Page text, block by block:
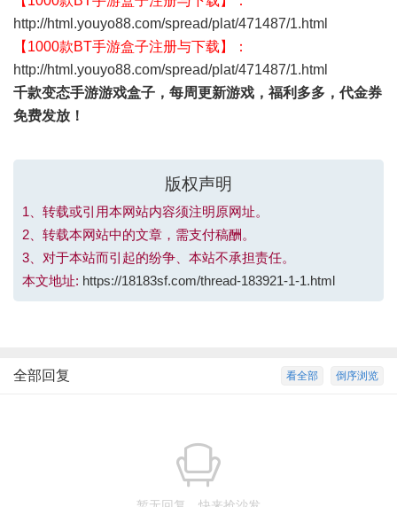
http://html.youyo88.com/spread/plat/471487/1.html
【1000款BT手游盒子注册与下载】：
http://html.youyo88.com/spread/plat/471487/1.html
千款变态手游游戏盒子，每周更新游戏，福利多多，代金券
免费发放！
版权声明
1、转载或引用本网站内容须注明原网址。
2、转载本网站中的文章，需支付稿酬。
3、对于本站而引起的纷争、本站不承担责任。
本文地址: https://18183sf.com/thread-183921-1-1.html
倒序浏览
看全部
全部回复